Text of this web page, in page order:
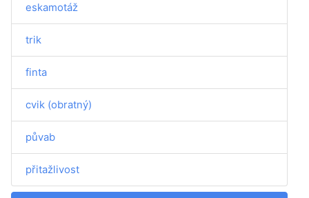
eskamotáž
trik
finta
cvik (obratný)
půvab
přitažlivost